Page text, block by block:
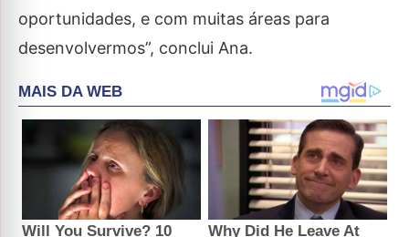
oportunidades, e com muitas áreas para
desenvolvermos”, conclui Ana.